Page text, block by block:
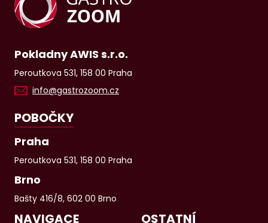
Pokladny AWIS s.r.o.
Peroutkova 531, 158 00 Praha
info@gastrozoom.cz
POBOČKY
Praha
Peroutkova 531, 158 00 Praha
Brno
Bašty 416/8, 602 00 Brno
NAVIGACE OSTATNÍ